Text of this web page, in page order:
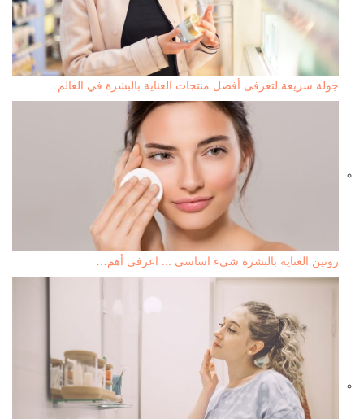
جولة سريعة لتعرفى أفضل منتجات العناية بالبشرة في العالم
روتين العناية بالبشرة شىء اساسى ... اعرفى أهم…